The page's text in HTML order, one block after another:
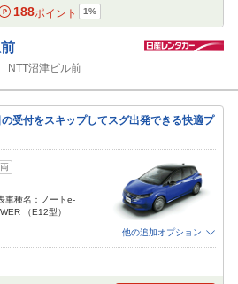
188ポイント 1%
NTT沼津ビル前
付をスキップしてスグ出発できる快適プ
車種名：ノートe-
（E12型）
他の追加オプション